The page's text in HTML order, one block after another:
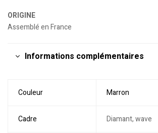
ORIGINE
Assemblé en France
Informations complémentaires
Couleur Marron
Cadre Diamant, wave